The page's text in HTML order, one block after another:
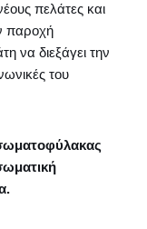
πελάτες και
παροχή
να διεξάγει την
του